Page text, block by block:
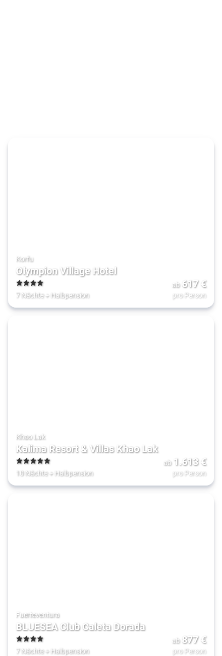
Korfu
Olympion Village Hotel
4
7 Nächte+ Halbpension
ab 617€
pro Person
Khao Lak
Kalima Resort & Villas Khao Lak
5
10 Nächte+ Halbpension
ab 1.613€
pro Person
Fuerteventura
BLUESEA Club Caleta Dorada
4
7 Nächte+ Halbpension
ab 877€
pro Person